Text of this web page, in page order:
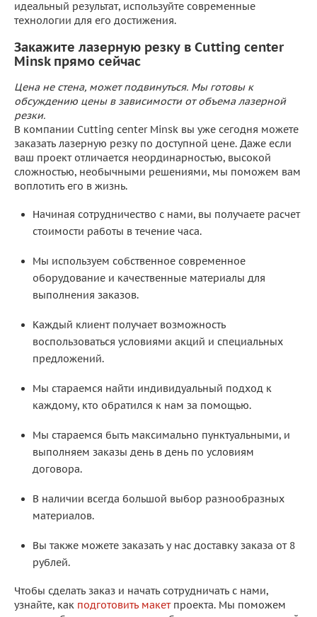
идеальный результат, используйте современные
технологии для его достижения.
Закажите лазерную резку в Cutting center
Minsk прямо сейчас
Цена не стена, может подвинуться. Мы готовы к
обсуждению цены в зависимости от объема лазерной
резки.
В компании Cutting center Minsk вы уже сегодня можете
заказать лазерную резку по доступной цене. Даже если
ваш проект отличается неординарностью, высокой
сложностью, необычными решениями, мы поможем вам
воплотить его в жизнь.
Начиная сотрудничество с нами, вы получаете расчет
стоимости работы в течение часа.
Мы используем собственное современное
оборудование и качественные материалы для
выполнения заказов.
Каждый клиент получает возможность
воспользоваться условиями акций и специальных
предложений.
Мы стараемся найти индивидуальный подход к
каждому, кто обратился к нам за помощью.
Мы стараемся быть максимально пунктуальными, и
выполняем заказы день в день по условиям
договора.
В наличии всегда большой выбор разнообразных
материалов.
Вы также можете заказать у нас доставку заказа от 8
рублей.
Чтобы сделать заказ и начать сотрудничать с нами,
узнайте, как подготовить макетпроекта. Мы поможем